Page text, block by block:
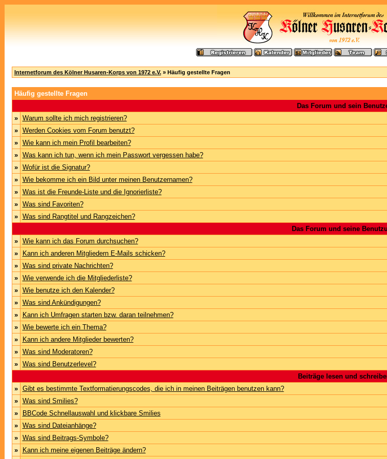
Internetforum des Kölner Husaren-Korps von 1972 e.V.» Häufig gestellte Fragen
Häufig gestellte Fragen
Das Forum und sein
»
Warum sollte ich mich registrieren?
»
Werden Cookies vom Forum benutzt?
»
Wie kann ich mein Profil bearbeiten?
»
Was kann ich tun, wenn ich mein Passwort vergessen habe?
»
Wofür ist die Signatur?
»
Wie bekomme ich ein Bild unter meinen Benutzernamen?
»
Was ist die Freunde-Liste und die Ignorierliste?
»
Was sind Favoriten?
»
Was sind Rangtitel und Rangzeichen?
Das Forum und seine
»
Wie kann ich das Forum durchsuchen?
»
Kann ich anderen Mitgliedern E-Mails schicken?
»
Was sind private Nachrichten?
»
Wie verwende ich die Mitgliederliste?
»
Wie benutze ich den Kalender?
»
Was sind Ankündigungen?
»
Kann ich Umfragen starten bzw. daran teilnehmen?
»
Wie bewerte ich ein Thema?
»
Kann ich andere Mitglieder bewerten?
»
Was sind Moderatoren?
»
Was sind Benutzerlevel?
Beiträge lesen und
»
Gibt es bestimmte Textformatierungscodes, die ich in meinen Beiträgen benutzen kann?
»
Was sind Smilies?
»
BBCode Schnellauswahl und klickbare Smilies
»
Was sind Dateianhänge?
»
Was sind Beitrags-Symbole?
»
Kann ich meine eigenen Beiträge ändern?